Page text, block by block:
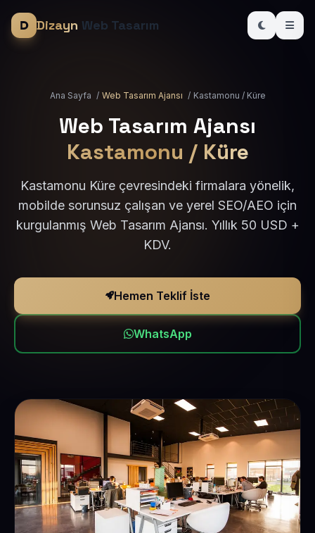
Dizayn Web Tasarım
Ana Sayfa / Web Tasarım Ajansı / Kastamonu / Küre
Web Tasarım Ajansı
Kastamonu / Küre
Kastamonu Küre çevresindeki firmalara yönelik,
mobilde sorunsuz çalışan ve yerel SEO/AEO için
kurgulanmış Web Tasarım Ajansı. Yıllık 50 USD +
KDV.
Hemen Teklif İste
WhatsApp